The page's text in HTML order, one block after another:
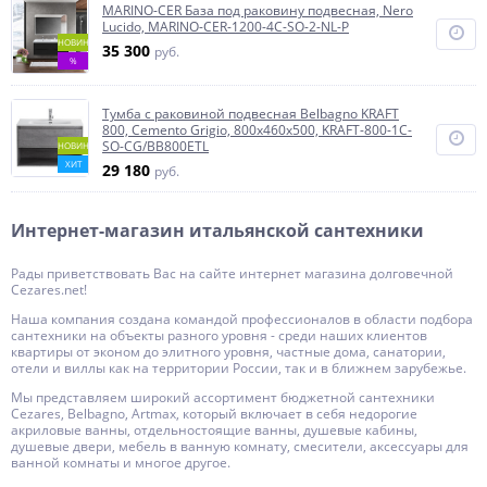
НОВИНКА
%
MARINO-CER База под раковину подвесная, Nero
Lucido, MARINO-CER-1200-4C-SO-2-NL-P
35 300 руб.
НОВИНКА
ХИТ
Тумба с раковиной подвесная Belbagno KRAFT
800, Cemento Grigio, 800x460x500, KRAFT-800-1C-
SO-CG/BB800ETL
29 180 руб.
Интернет-магазин итальянской сантехники
Рады приветствовать Вас на сайте интернет магазина долговечной
Cezares.net!
Наша компания создана командой профессионалов в области подбора
сантехники на объекты разного уровня - среди наших клиентов
квартиры от эконом до элитного уровня, частные дома, санатории,
отели и виллы как на территории России, так и в ближнем зарубежье.
Мы представляем широкий ассортимент бюджетной сантехники
Cezares, Belbagno, Artmax, который включает в себя недорогие
акриловые ванны, отдельностоящие ванны, душевые кабины,
душевые двери, мебель в ванную комнату, смесители, аксессуары для
ванной комнаты и многое другое.